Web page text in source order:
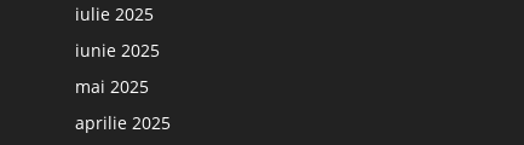
iulie 2025
iunie 2025
mai 2025
aprilie 2025